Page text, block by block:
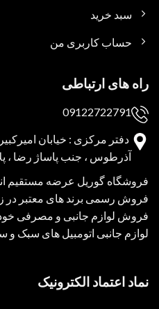
سبد خرید
حساب کاربری من
راه های ارتباطی
09122722791
دفتر مرکزی : خیابان
آذرطوس ، جنب پاساژ رضا ،
فروشگاه گوریل عرضه مستقیم
فروش رسمی برند های معتبر در
فروش لوازم جانبی و مصرفی
لوازم جانبی اتومبیل های سبک و
نماد اعتماد الکترونیک